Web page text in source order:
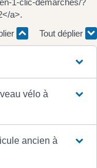
1-clic-demarches/?
a>.
Tout déplier
vélo à
ancien à